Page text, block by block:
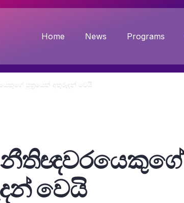
Home News Programs
පුත්‍රයෙක් අතුරුදන් වෙයි
නීතිඥවරයෙකුගේ
වෙයි